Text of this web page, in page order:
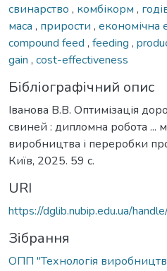
свинарство , комбікорм ,
маса , прирости , економічна
compound feed , feeding ,
gain , cost-effectiveness
Бібліографічний опис
Іванова В.В. Оптимізація
свиней : дипломна робота ...
виробництва і переробки
Київ, 2025. 59 с.
URI
https://dglib.nubip.edu.ua/
Зібрання
ОПП "Технологія